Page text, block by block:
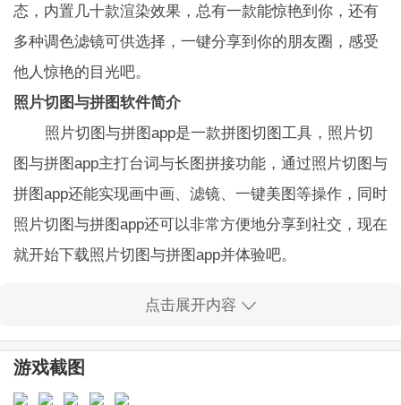
态，内置几十款渲染效果，总有一款能惊艳到你，还有
多种调色滤镜可供选择，一键分享到你的朋友圈，感受
他人惊艳的目光吧。
照片切图与拼图软件简介
照片切图与拼图app是一款拼图切图工具，照片切
图与拼图app主打台词与长图拼接功能，通过照片切图与
拼图app还能实现画中画、滤镜、一键美图等操作，同时
照片切图与拼图app还可以非常方便地分享到社交，现在
就开始下载照片切图与拼图app并体验吧。
照片切图与拼图软件功能介绍
1 切图与台词拼图
#台词拼接#，一键将台词图拼接成长图！！
点击展开内容
游戏截图